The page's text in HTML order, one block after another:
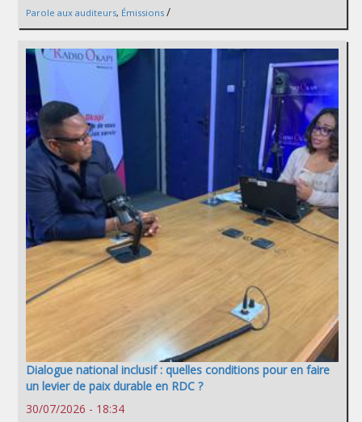
Parole aux auditeurs, Émissions /
Dialogue national inclusif : quelles conditions pour en faire
un levier de paix durable en RDC ?
30/07/2026 - 18:34